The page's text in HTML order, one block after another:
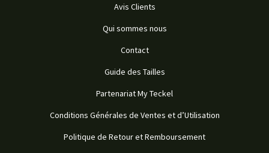
Avis Clients
Qui sommes nous
Contact
Guide des Tailles
Partenariat My Teckel
Conditions Générales de Ventes et d’Utilisation
Politique de Retour et Remboursement